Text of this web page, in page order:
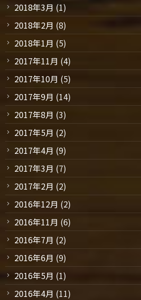
2018年3月 (1)
2018年2月 (8)
2018年1月 (5)
2017年11月 (4)
2017年10月 (5)
2017年9月 (14)
2017年8月 (3)
2017年5月 (2)
2017年4月 (9)
2017年3月 (7)
2017年2月 (2)
2016年12月 (2)
2016年11月 (6)
2016年7月 (2)
2016年6月 (9)
2016年5月 (1)
2016年4月 (11)